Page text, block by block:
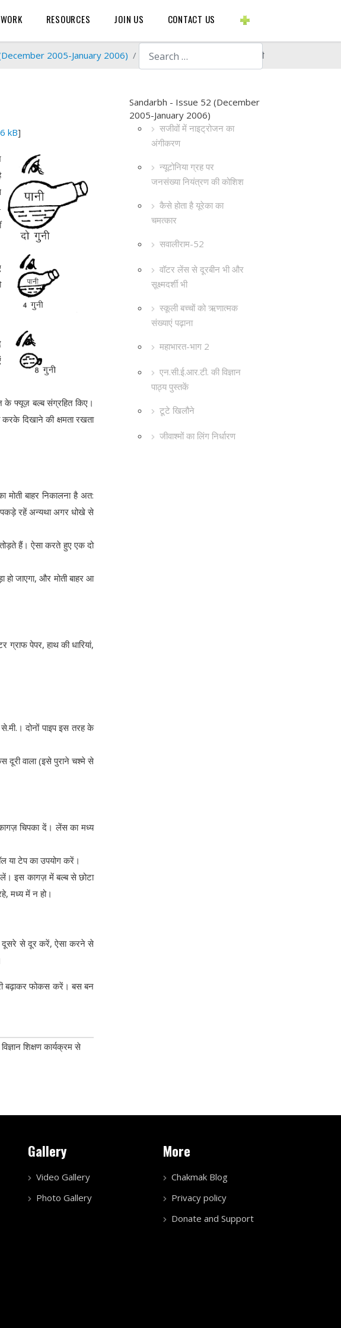
Search
RESOURCES JOIN US CONTACT US
2005-January 2006) वॉटर लेंस से दूरबीन भी और सूक्ष्मदर्शी भी
Sandarbh - Issue 52 (December
2005-January 2006)
सजीवों में नाइट्रोजन का
अंगीकरण
न्यूटोनिया ग्रह पर
जनसंख्या नियंत्रण की कोशिश
कैसे होता है यूरेका का
चमत्कार
सवालीराम-52
वॉटर लेंस से दूरबीन भी और
सूक्ष्मदर्शी भी
स्कूली बच्चों को ऋणात्मक
संख्याएं पढ़ाना
महाभारत-भाग 2
एन.सी.ई.आर.टी. की विज्ञान
पाठ्य पुस्तकें
टूटे खिलौने
जीवाश्मों का लिंग निर्धारण
kB]
के फ्यूज़ बल्ब संग्रहित किए।
दिखाने की क्षमता रखता
बाहर निकालना है अत:
रहें अन्यथा अगर धोखे से
हैं। ऐसा करते हुए एक दो
जाएगा, और मोती बाहर आ
पेपर, हाथ की धारियां,
दोनों पाइप इस तरह के
दूरी वाला (इसे पुराने चश्मे से
चिपका दें। लेंस का मध्य
या टेप का उपयोग करें।
इस कागज़ में बल्ब से छोटा
मध्य में न हो।
दूसरे से दूर करें, ऐसा करने से
बढ़ाकर फोकस करें। बस बन
शिक्षण कार्यक्रम से
Gallery
Video Gallery
Photo Gallery
More
Chakmak Blog
Privacy policy
Donate and Support